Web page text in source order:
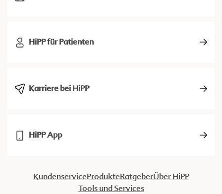
HiPP für Patienten
Karriere bei HiPP
HiPP App
KundenserviceProdukteRatgeberÜber HiPP
Tools und Services